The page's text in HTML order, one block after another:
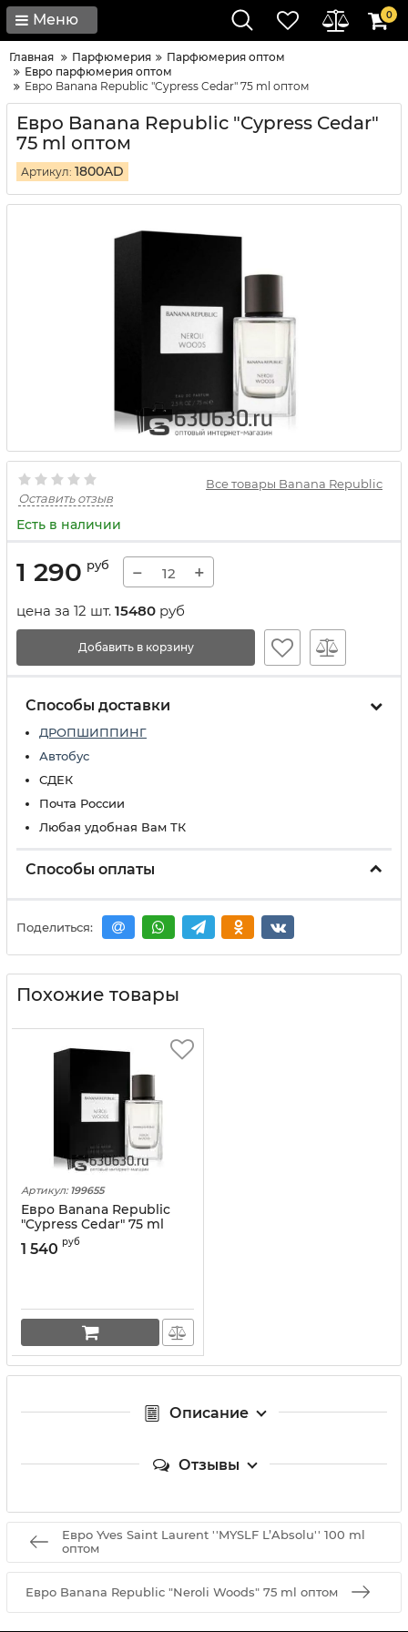
Меню 0
Главная Парфюмерия
Парфюмерия оптом
Евро парфюмерия оптом
Евро Banana Republic "Cypress Cedar" 75 ml оптом
Евро Banana Republic "Cypress Cedar"
75 ml оптом
Артикул: 1800AD
Все товары Banana Republic
Оставить отзыв
Есть в наличии
1 290 руб − +
цена за 12 шт. 15480 руб
Добавить в корзину
Способы доставки
ДРОПШИППИНГ
Автобус
СДЕК
Почта России
Любая удобная Вам ТК
Способы оплаты
Поделиться:
Похожие товары
Артикул: 199655
Евро Banana Republic
"Cypress Cedar" 75 ml
1 540 руб
Описание
Отзывы
Евро Yves Saint Laurent ''MYSLF L’Absolu'' 100 ml
оптом
Евро Banana Republic "Neroli Woods" 75 ml оптом